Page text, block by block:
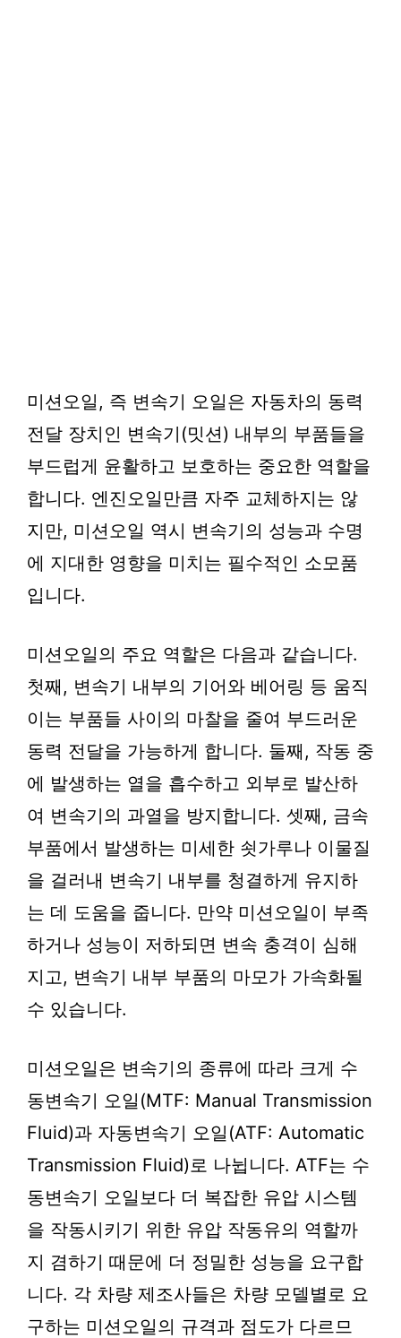
미션오일, 즉 변속기 오일은 자동차의 동력
전달 장치인 변속기(밋션) 내부의 부품들을
부드럽게 윤활하고 보호하는 중요한 역할을
합니다. 엔진오일만큼 자주 교체하지는 않
지만, 미션오일 역시 변속기의 성능과 수명
에 지대한 영향을 미치는 필수적인 소모품
입니다.
미션오일의 주요 역할은 다음과 같습니다.
첫째, 변속기 내부의 기어와 베어링 등 움직
이는 부품들 사이의 마찰을 줄여 부드러운
동력 전달을 가능하게 합니다. 둘째, 작동 중
에 발생하는 열을 흡수하고 외부로 발산하
여 변속기의 과열을 방지합니다. 셋째, 금속
부품에서 발생하는 미세한 쇳가루나 이물질
을 걸러내 변속기 내부를 청결하게 유지하
는 데 도움을 줍니다. 만약 미션오일이 부족
하거나 성능이 저하되면 변속 충격이 심해
지고, 변속기 내부 부품의 마모가 가속화될
수 있습니다.
미션오일은 변속기의 종류에 따라 크게 수
동변속기 오일(MTF: Manual Transmission
Fluid)과 자동변속기 오일(ATF: Automatic
Transmission Fluid)로 나뉩니다. ATF는 수
동변속기 오일보다 더 복잡한 유압 시스템
을 작동시키기 위한 유압 작동유의 역할까
지 겸하기 때문에 더 정밀한 성능을 요구합
니다. 각 차량 제조사들은 차량 모델별로 요
구하는 미션오일의 규격과 점도가 다르므